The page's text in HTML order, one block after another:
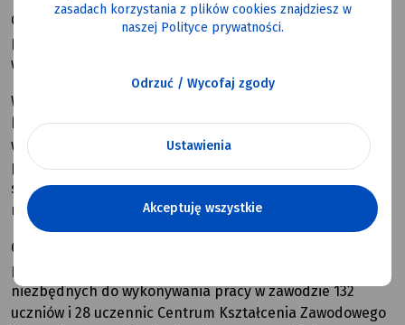
Otrzymaliśmy dofinansowanie do realizacji projektu
przez Centrum Kształcenia Zawodowego i Ustawicznego
w Mysłowicach.
W ramach projektu uczniowie i uczennice wybranych
kierunków CKZiU w Mysłowicach wezmą udział
w doradztwie zawodowym, stażach uczniowskich u
pracodawców oraz kursach i szkoleniach. Dodatkowo
szkoła otrzyma doposażenie na potrzeby praktycznej
nauki zawodu.
Celem projektu jest wzrost do 2026 roku kwalifikacji,
poziomu doświadczenia i umiejętności praktycznych
niezbędnych do wykonywania pracy w zawodzie 132
uczniów i 28 uczennic Centrum Kształcenia Zawodowego
zasadach korzystania z plików cookies znajdziesz w
naszej Polityce prywatności.
Odrzuć / Wycofaj zgody
Ustawienia
Akceptuję wszystkie